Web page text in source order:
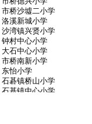
市桥沙墟二小学
洛溪新城小学
沙湾镇兴贤小学
钟村中心小学
大石中心小学
市桥南新小学
东怡小学
石碁镇桥山小学
石基镇中心小学